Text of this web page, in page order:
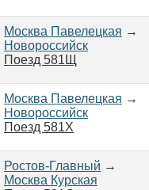
Москва Павелецкая →
Новороссийск
Поезд 581Щ
Москва Павелецкая →
Новороссийск
Поезд 581Х
Ростов-Главный →
Москва Курская